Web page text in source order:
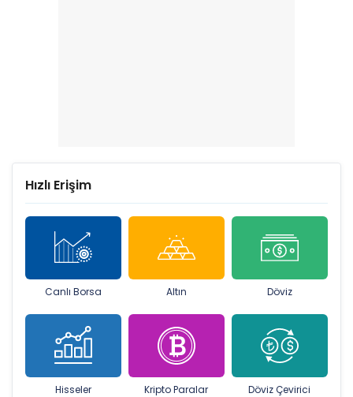
Hızlı Erişim
Canlı Borsa Altın Döviz
Hisseler Kripto Paralar Döviz Çevirici